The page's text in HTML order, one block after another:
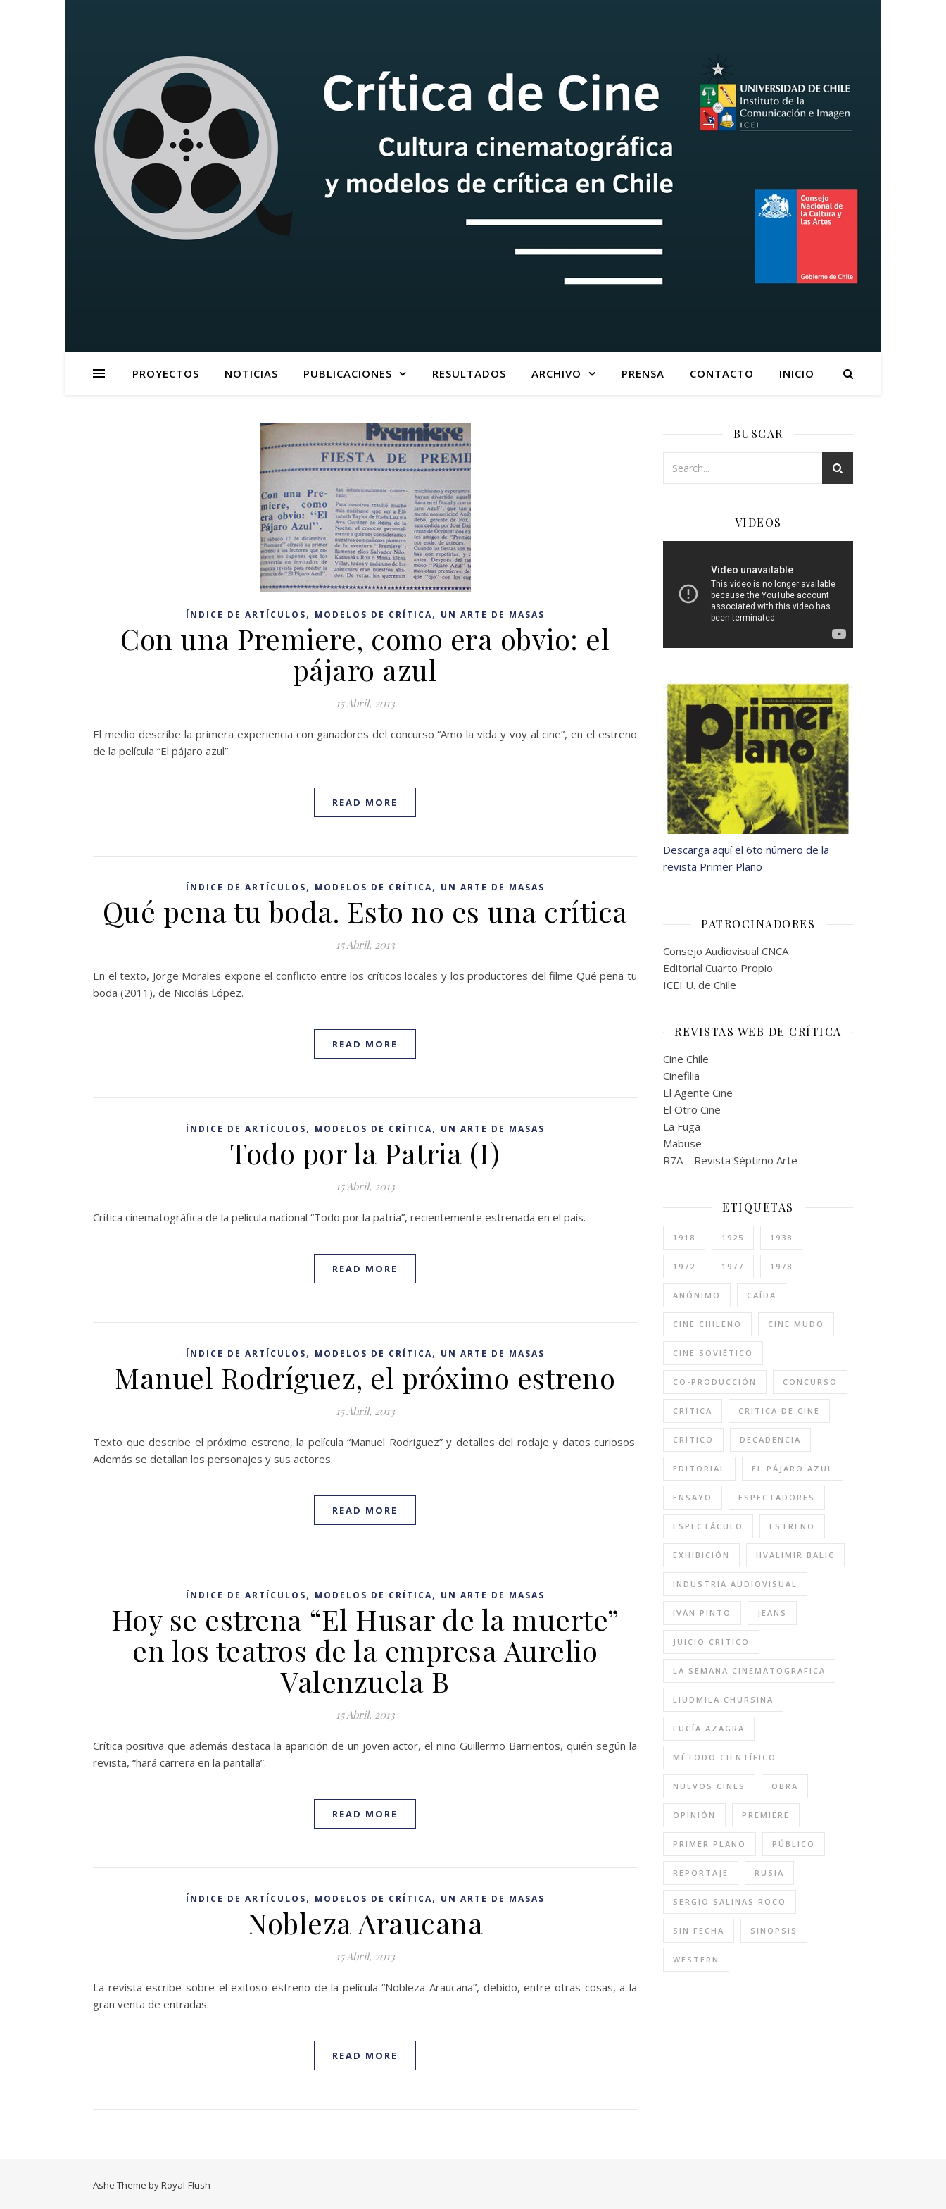
PROYECTOS NOTICIAS PUBLICACIONES RESULTADOS ARCHIVO PRENSA CONTACTO INICIO
ÍNDICE DE ARTÍCULOS, MODELOS DE CRÍTICA, UN ARTE DE MASAS
Con una Premiere, como era obvio: el
pájaro azul
15 Abril, 2013
El medio describe la primera experiencia con ganadores del concurso “Amo la vida y voy al cine”, en el estreno
de la película “El pájaro azul”.
READ MORE
ÍNDICE DE ARTÍCULOS, MODELOS DE CRÍTICA, UN ARTE DE MASAS
Qué pena tu boda. Esto no es una crítica
15 Abril, 2013
En el texto, Jorge Morales expone el conflicto entre los críticos locales y los productores del filme Qué pena tu
boda (2011), de Nicolás López.
READ MORE
ÍNDICE DE ARTÍCULOS, MODELOS DE CRÍTICA, UN ARTE DE MASAS
Todo por la Patria (I)
15 Abril, 2013
Crítica cinematográfica de la película nacional “Todo por la patria”, recientemente estrenada en el país.
READ MORE
ÍNDICE DE ARTÍCULOS, MODELOS DE CRÍTICA, UN ARTE DE MASAS
Manuel Rodríguez, el próximo estreno
15 Abril, 2013
Texto que describe el próximo estreno, la película “Manuel Rodriguez” y detalles del rodaje y datos curiosos.
Además se detallan los personajes y sus actores.
READ MORE
ÍNDICE DE ARTÍCULOS, MODELOS DE CRÍTICA, UN ARTE DE MASAS
Hoy se estrena “El Husar de la muerte”
en los teatros de la empresa Aurelio
Valenzuela B
15 Abril, 2013
Crítica positiva que además destaca la aparición de un joven actor, el niño Guillermo Barrientos, quién según la
revista, “hará carrera en la pantalla”.
READ MORE
ÍNDICE DE ARTÍCULOS, MODELOS DE CRÍTICA, UN ARTE DE MASAS
Nobleza Araucana
15 Abril, 2013
La revista escribe sobre el exitoso estreno de la película “Nobleza Araucana”, debido, entre otras cosas, a la
gran venta de entradas.
READ MORE
BUSCAR
VIDEOS
Video
Descarga aquí el 6to número de la
revista Primer Plano
PATROCINADORES
Consejo Audiovisual CNCA
Editorial Cuarto Propio
ICEI U. de Chile
REVISTAS WEB DE CRÍTICA
Cine Chile
Cinefilia
El Agente Cine
El Otro Cine
La Fuga
Mabuse
R7A – Revista Séptimo Arte
ETIQUETAS
1918 1925 1938
1972 1977 1978
ANÓNIMO CAÍDA
CINE CHILENO CINE MUDO
CINE SOVIÉTICO
CO-PRODUCCIÓN CONCURSO
CRÍTICA CRÍTICA DE CINE
CRÍTICO DECADENCIA
EDITORIAL EL PÁJARO AZUL
ENSAYO ESPECTADORES
ESPECTÁCULO ESTRENO
EXHIBICIÓN HVALIMIR BALIC
INDUSTRIA AUDIOVISUAL
IVÁN PINTO JEANS
JUICIO CRÍTICO
LA SEMANA CINEMATOGRÁFICA
LIUDMILA CHURSINA
LUCÍA AZAGRA
MÉTODO CIENTÍFICO
NUEVOS CINES OBRA
OPINIÓN PREMIERE
PRIMER PLANO PÚBLICO
REPORTAJE RUSIA
SERGIO SALINAS ROCO
SIN FECHA SINOPSIS
WESTERN
Ashe Theme byRoyal-Flush